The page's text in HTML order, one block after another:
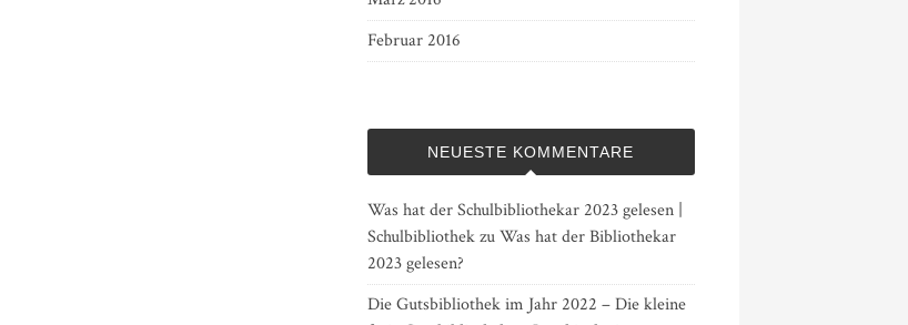
Februar 2016
NEUESTE KOMMENTARE
Was hat der Schulbibliothekar 2023 gelesen |
SchulbibliothekzuWas hat der Bibliothekar
2023 gelesen?
Die Gutsbibliothek im Jahr 2022 – Die kleine